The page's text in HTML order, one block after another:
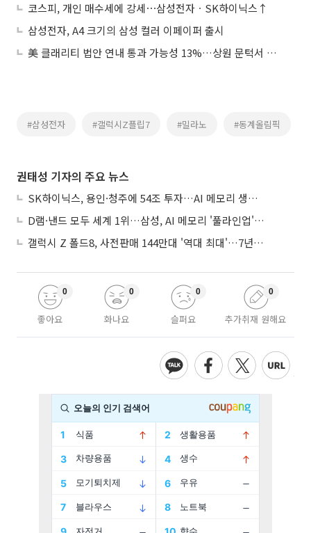
코스피, 개인 매수세에 강세⋯삼성전자ㆍSK하이닉스↑
삼성전자, A4 크기의 삼성 컬러 이페이퍼 출시
美 클래리티 법안 연내 통과 가능성 13%…상원 문턱서 제동
#삼성전자 #갤럭시Z플립7 #밀라노 #동계올림픽
권태성 기자의 주요 뉴스
SK하이닉스, 용인·청주에 54조 투자…AI 메모리 생산기지 키운다
D램·낸드 모두 세계 1위…삼성, AI 메모리 '풀라인업'으로 승부
갤럭시 Z 폴드8, 사전판매 144만대 '역대 최대'…7년만에 갤노트10 기록 넘어
좋아요
0
화나요
0
슬퍼요
0
추가취재 원해요
0